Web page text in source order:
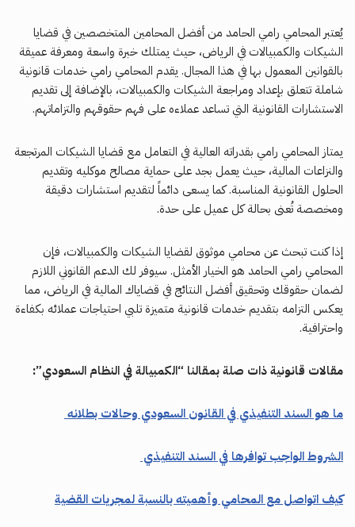
يُعتبر المحامي رامي الحامد من أفضل المحامين المتخصصين في قضايا
الشيكات والكمبيالات في الرياض، حيث يمتلك خبرة واسعة ومعرفة عميقة
بالقوانين المعمول بها في هذا المجال. يقدم المحامي رامي خدمات قانونية
شاملة تتعلق بإعداد ومراجعة الشيكات والكمبيالات، بالإضافة إلى تقديم
الاستشارات القانونية التي تساعد عملاءه على فهم حقوقهم والتزاماتهم.
يمتاز المحامي رامي بقدراته العالية في التعامل مع قضايا الشيكات المرتجعة
والنزاعات المالية، حيث يعمل بجد على حماية مصالح موكليه وتقديم
الحلول القانونية المناسبة. كما يسعى دائماً لتقديم استشارات دقيقة
ومخصصة تُعنى بحالة كل عميل على حدة.
إذا كنت تبحث عن محامي موثوق لقضايا الشيكات والكمبيالات، فإن
المحامي رامي الحامد هو الخيار الأمثل. سيوفر لك الدعم القانوني اللازم
لضمان حقوقك وتحقيق أفضل النتائج في قضاياك المالية في الرياض، مما
يعكس التزامه بتقديم خدمات قانونية متميزة تلبي احتياجات عملائه بكفاءة
واحترافية.
مقالات قانونية ذات صلة بمقالنا “الكمبيالة في النظام السعودي”:
ما هو السند التنفيذي في القانون السعودي وحالات بطلانه
الشروط الواجب توافرها في السند التنفيذي
كيف اتواصل مع المحامي وأهميته بالنسبة لمجريات القضية